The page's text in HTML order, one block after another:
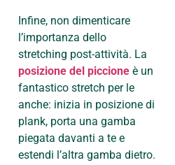
Infine, non dimenticare
l’importanza dello
stretching post-attività. La
posizione del piccione è un
fantastico stretch per le
anche: inizia in posizione di
plank, porta una gamba
piegata davanti a te e
estendi l’altra gamba dietro.